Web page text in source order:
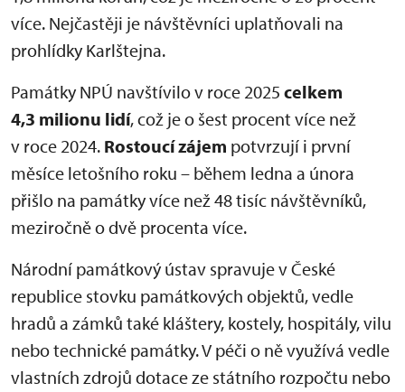
více. Nejčastěji je návštěvníci uplatňovali na
prohlídky Karlštejna.
Památky NPÚ navštívilo v roce 2025 celkem
4,3 milionu lidí, což je o šest procent více než
v roce 2024. Rostoucí zájem potvrzují i první
měsíce letošního roku – během ledna a února
přišlo na památky více než 48 tisíc návštěvníků,
meziročně o dvě procenta více.
Národní památkový ústav spravuje v České
republice stovku památkových objektů, vedle
hradů a zámků také kláštery, kostely, hospitály, vilu
nebo technické památky. V péči o ně využívá vedle
vlastních zdrojů dotace ze státního rozpočtu nebo